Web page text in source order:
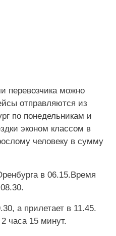
перевозчика можно
отправляются из
по понедельникам и
эконом классом в
человеку в сумму
в 06.15.Время
а прилетает в 11.45.
часа 15 минут.